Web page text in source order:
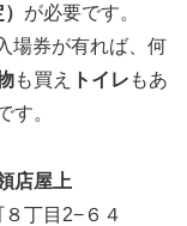
が必要です。
場券が有れば、何
も買え トイレ もあ
す。
店屋上
丁目2−６４